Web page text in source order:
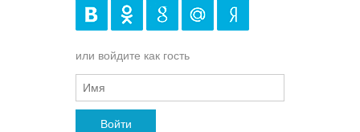
или войдите как гость
Войти